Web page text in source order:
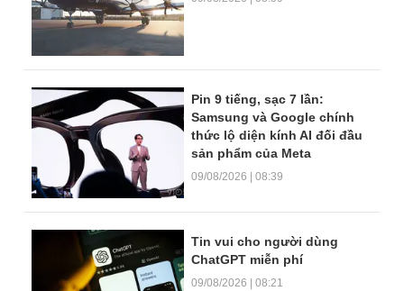
Pin 9 tiếng, sạc 7 lần:
Samsung và Google chính
thức lộ diện kính AI đối đầu
sản phẩm của Meta
09/08/2026 | 08:39
Tin vui cho người dùng
ChatGPT miễn phí
09/08/2026 | 08:21